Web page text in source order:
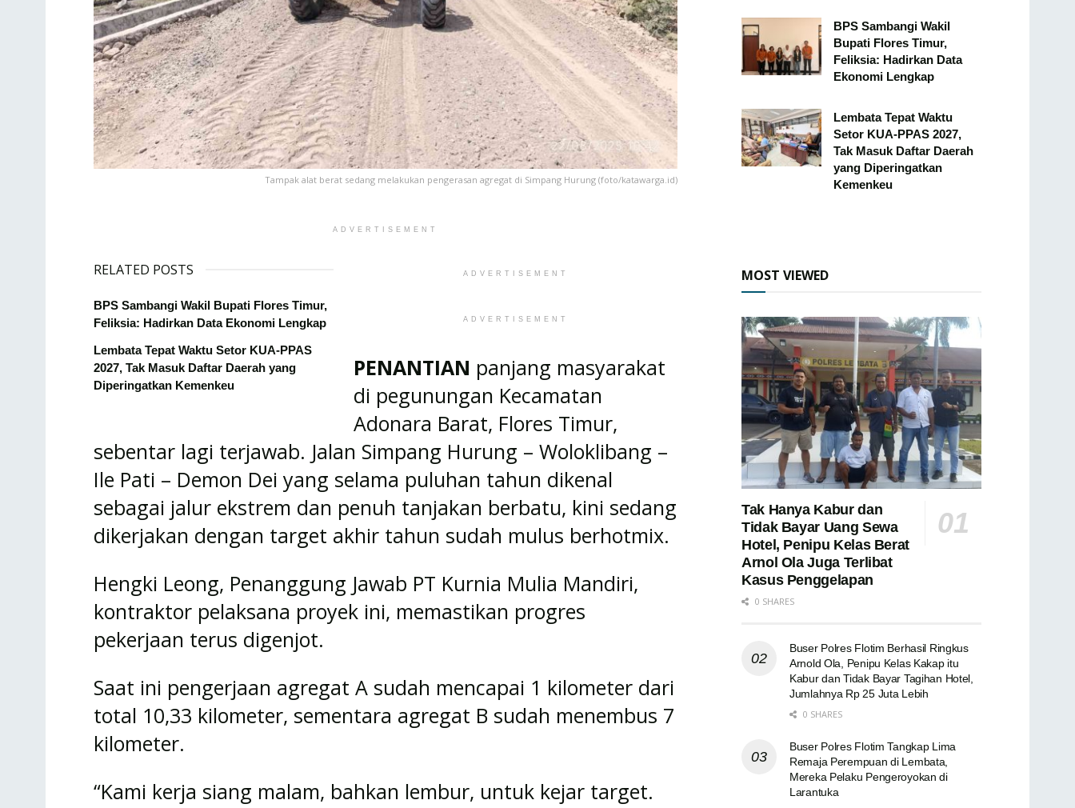
Tampak alat berat sedang melakukan pengerasan agregat di Simpang Hurung (foto/katawarga.id)
ADVERTISEMENT
RELATED POSTS
BPS Sambangi Wakil Bupati Flores Timur,
Feliksia: Hadirkan Data Ekonomi Lengkap
Lembata Tepat Waktu Setor KUA-PPAS
2027, Tak Masuk Daftar Daerah yang
Diperingatkan Kemenkeu
ADVERTISEMENT
ADVERTISEMENT
PENANTIAN panjang masyarakat
di pegunungan Kecamatan
Adonara Barat, Flores Timur,
sebentar lagi terjawab. Jalan Simpang Hurung – Woloklibang –
Ile Pati – Demon Dei yang selama puluhan tahun dikenal
sebagai jalur ekstrem dan penuh tanjakan berbatu, kini sedang
dikerjakan dengan target akhir tahun sudah mulus berhotmix.
Hengki Leong, Penanggung Jawab PT Kurnia Mulia Mandiri,
kontraktor pelaksana proyek ini, memastikan progres
pekerjaan terus digenjot.
Saat ini pengerjaan agregat A sudah mencapai 1 kilometer dari
total 10,33 kilometer, sementara agregat B sudah menembus 7
kilometer.
“Kami kerja siang malam, bahkan lembur, untuk kejar target.
BPS Sambangi Wakil
Bupati Flores Timur,
Feliksia: Hadirkan Data
Ekonomi Lengkap
Lembata Tepat Waktu
Setor KUA-PPAS 2027,
Tak Masuk Daftar Daerah
yang Diperingatkan
Kemenkeu
MOST VIEWED
Tak Hanya Kabur dan
Tidak Bayar Uang Sewa
Hotel, Penipu Kelas Berat
Arnol Ola Juga Terlibat
Kasus Penggelapan
0 SHARES
Buser Polres Flotim Berhasil Ringkus
Arnold Ola, Penipu Kelas Kakap itu
Kabur dan Tidak Bayar Tagihan Hotel,
Jumlahnya Rp 25 Juta Lebih
0 SHARES
Buser Polres Flotim Tangkap Lima
Remaja Perempuan di Lembata,
Mereka Pelaku Pengeroyokan di
Larantuka